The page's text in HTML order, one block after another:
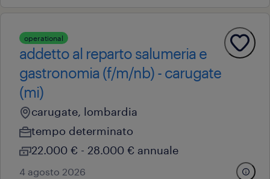
operational
addetto al reparto salumeria e
gastronomia (f/m/nb) - carugate
(mi)
carugate, lombardia
tempo determinato
22.000 € - 28.000 € annuale
4 agosto 2026